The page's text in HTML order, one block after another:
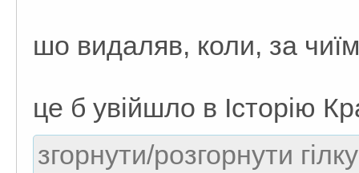
шо видаляв, коли, за
це б увійшло в Історію
згорнути/розгорнути